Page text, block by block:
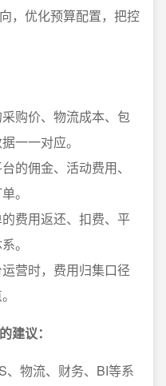
，优化预算配置，把控
购价、物流成本、包
一一对应。
的佣金、活动费用、
。
费用返还、扣费、平
。
营时，费用归集口径
建议：
、物流、财务、BI等系